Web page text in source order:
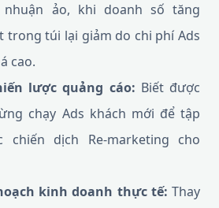
ảo, khi doanh số tăng
trong túi lại giảm do chi phí Ads
cao.
lược quảng cáo: Biết được
chạy Ads khách mới để tập
chiến dịch Re-marketing cho
kinh doanh thực tế: Thay